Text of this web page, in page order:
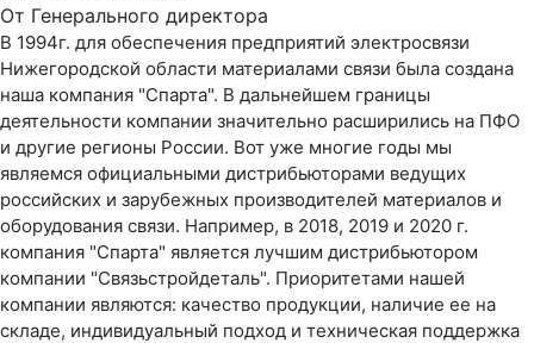
От Генерального директора
В 1994г. для обеспечения предприятий электросвязи
Нижегородской области материалами связи была создана
наша компания "Спарта". В дальнейшем границы
деятельности компании значительно расширились на ПФО
и другие регионы России. Вот уже многие годы мы
являемся официальными дистрибьюторами ведущих
российских и зарубежных производителей материалов и
оборудования связи. Например, в 2018, 2019 и 2020 г.
компания "Спарта" является лучшим дистрибьютором
компании "Связьстройдеталь". Приоритетами нашей
компании являются: качество продукции, наличие ее на
складе, индивидуальный подход и техническая поддержка